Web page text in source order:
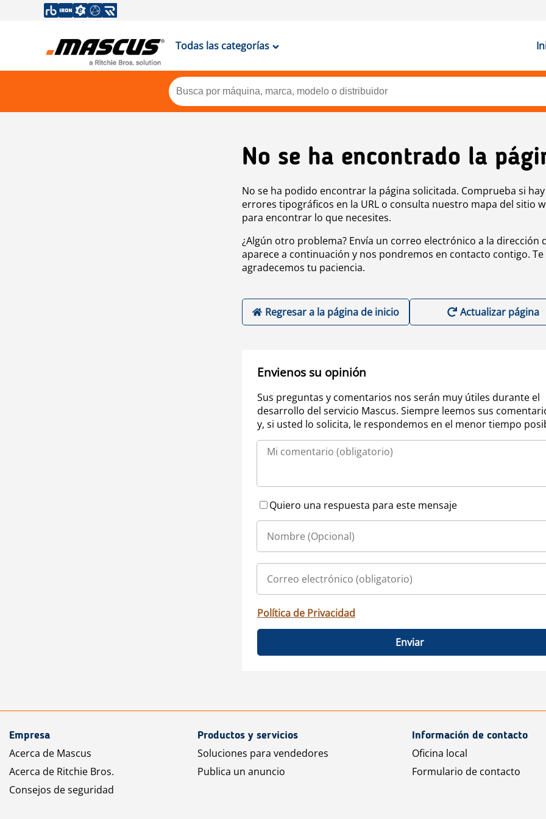
Todas las categorías
No se ha encontrado la
No se ha podido encontrar la página solicitada. Comprueba si hay
errores tipográficos en la URL o consulta nuestro mapa del sitio
para encontrar lo que necesites.
¿Algún otro problema? Envía un correo electrónico a la dirección
aparece a continuación y nos pondremos en contacto contigo. Te
agradecemos tu paciencia.
Regresar a la página de inicio Actualizar página
Envienos su opinión
Sus preguntas y comentarios nos serán muy útiles durante el
desarrollo del servicio Mascus. Siempre leemos sus
y, si usted lo solicita, le respondemos en el menor tiempo
Quiero una respuesta para este mensaje
Política de Privacidad
Enviar
Empresa
Acerca de Mascus
Acerca de Ritchie Bros.
Consejos de seguridad
Productos y servicios
Soluciones para vendedores
Publica un anuncio
Información de contacto
Oficina local
Formulario de contacto